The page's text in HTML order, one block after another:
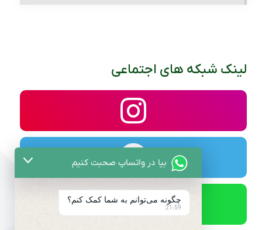
لینک شبکه های اجتماعی
بیا در واتساپ صحبت کنیم
چگونه می‌توانم به شما کمک کنم؟
21:59